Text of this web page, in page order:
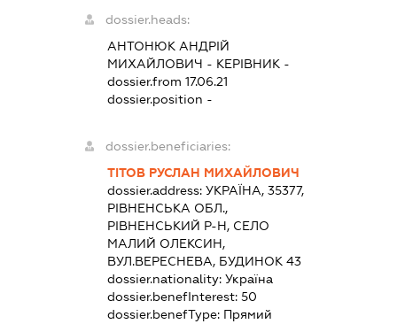
dossier.heads:
АНТОНЮК АНДРІЙ
МИХАЙЛОВИЧ - КЕРІВНИК -
dossier.from 17.06.21
dossier.position -
dossier.beneficiaries:
ТІТОВ РУСЛАН МИХАЙЛОВИЧ
dossier.address:УКРАЇНА, 35377,
РІВНЕНСЬКА ОБЛ.,
РІВНЕНСЬКИЙ Р-Н, СЕЛО
МАЛИЙ ОЛЕКСИН,
ВУЛ.ВЕРЕСНЕВА, БУДИНОК 43
dossier.nationality:Україна
dossier.benefInterest:50
dossier.benefType: Прямий